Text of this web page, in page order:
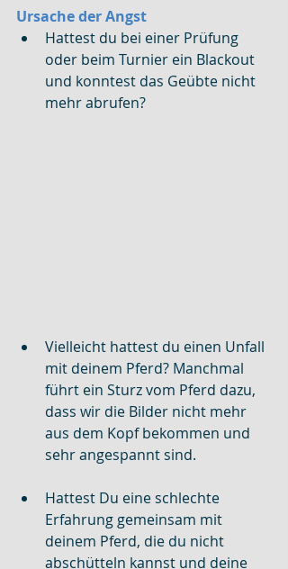
Ursache der Angst
Hattest du bei einer Prüfung
oder beim Turnier ein Blackout
und konntest das Geübte nicht
mehr abrufen?
Vielleicht hattest du einen Unfall
mit deinem Pferd? Manchmal
führt ein Sturz vom Pferd dazu,
dass wir die Bilder nicht mehr
aus dem Kopf bekommen und
sehr angespannt sind.
Hattest Du eine schlechte
Erfahrung gemeinsam mit
deinem Pferd, die du nicht
abschütteln kannst und deine